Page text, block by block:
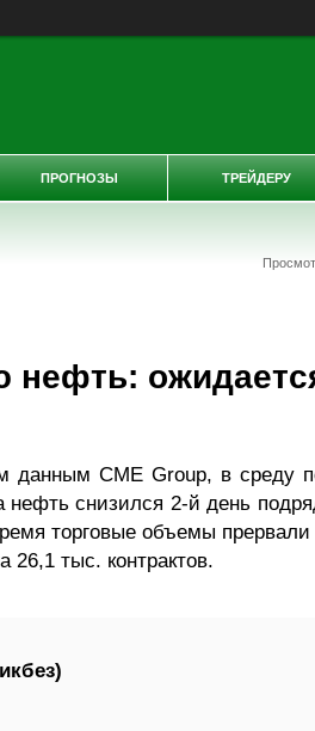
данным CME Group, в среду
снизился 2-й день
торговые объемы
26,1 тыс. контрактов.
ПРОГНОЗЫ ТРЕЙДЕРУ